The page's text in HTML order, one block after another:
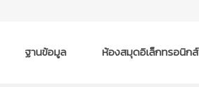
ฐานข้อมูล ห้องสมุดอิเล็กทรอนิกส์